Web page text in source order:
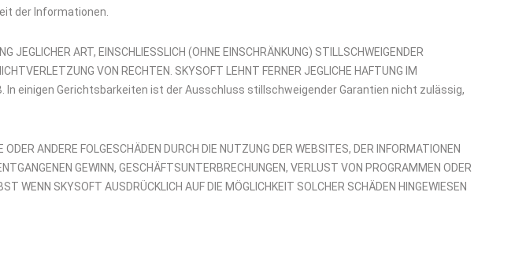
der Informationen.
JEGLICHER ART, EINSCHLIESSLICH (OHNE EINSCHRÄNKUNG) STILLSCHWEIGENDER
VON RECHTEN. SKYSOFT LEHNT FERNER JEGLICHE HAFTUNG IM
AB. In einigen Gerichtsbarkeiten ist der Ausschluss stillschweigender Garantien nicht zulässig,
ANDERE FOLGESCHÄDEN DURCH DIE NUTZUNG DER WEBSITES, DER INFORMATIONEN
GEWINN, GESCHÄFTSUNTERBRECHUNGEN, VERLUST VON PROGRAMMEN ODER
WENN SKYSOFT AUSDRÜCKLICH AUF DIE MÖGLICHKEIT SOLCHER SCHÄDEN HINGEWIESEN